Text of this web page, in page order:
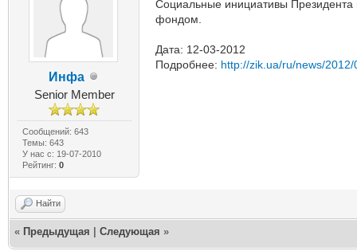
Инфа
Senior Member
Сообщений: 643
Темы: 643
У нас с: 19-07-2010
Рейтинг: 0
Социальные инициативы
фондом.
Дата: 12-03-2012
Подробнее: http://zik.ua/ru/news/
Найти
« Предыдущая Следующая »